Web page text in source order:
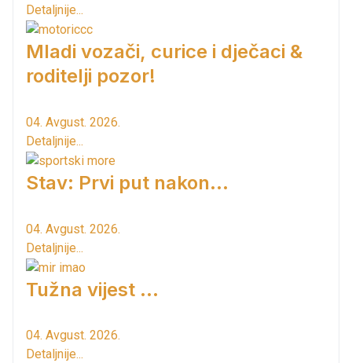
Detaljnije...
Mladi vozači, curice i dječaci &
roditelji pozor!
04. Avgust. 2026.
Detaljnije...
Stav: Prvi put nakon…
04. Avgust. 2026.
Detaljnije...
Tužna vijest ...
04. Avgust. 2026.
Detaljnije...